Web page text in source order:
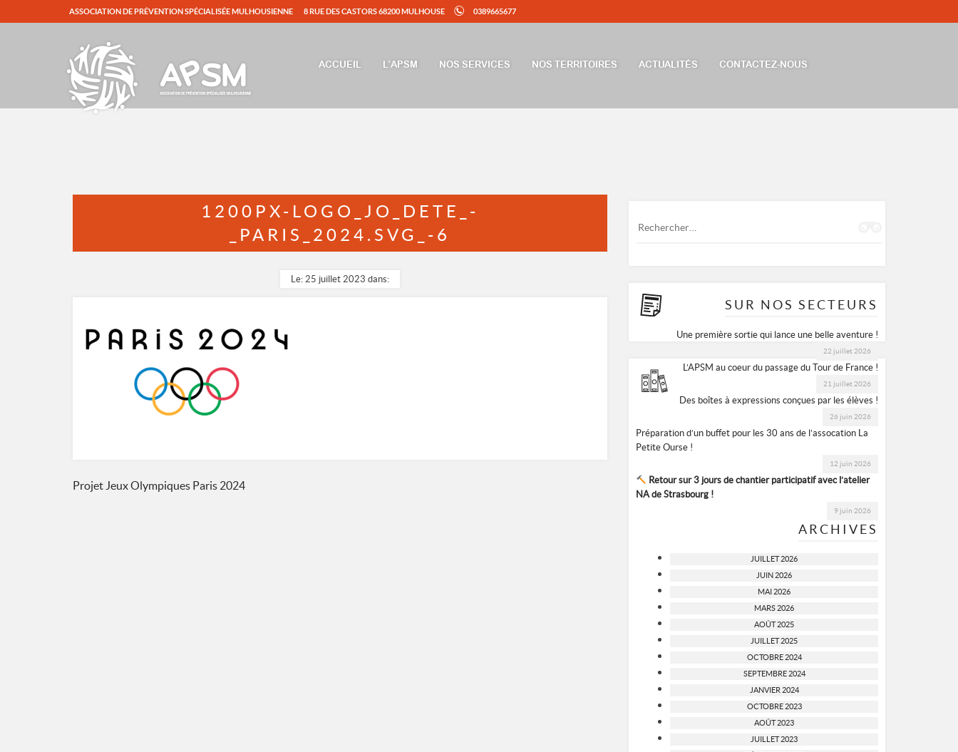
ASSOCIATION DE PRÉVENTION SPÉCIALISÉE MULHOUSIENNE 8 RUE DES CASTORS 68200 MULHOUSE 0389665677
ACCUEIL L’APSM NOS SERVICES NOS TERRITOIRES ACTUALITÉS CONTACTEZ-NOUS
1200PX-LOGO_JO_DETE_-
_PARIS_2024.SVG_-6
Le: 25 juillet 2023 dans:
Navigation
Projet Jeux Olympiques Paris 2024
SUR NOS SECTEURS
Une première sortie qui lance une belle aventure !
22 juillet 2026
L’APSM au coeur du passage du Tour de France !
21 juillet 2026
Des boîtes à expressions conçues par les élèves !
26 juin 2026
Préparation d’un buffet pour les 30 ans de l’assocation La
Petite Ourse !
12 juin 2026
Retour sur 3 jours de chantier participatif avec l’atelier
NA de Strasbourg !
9 juin 2026
ARCHIVES
JUILLET 2026
JUIN 2026
MAI 2026
MARS 2026
AOÛT 2025
JUILLET 2025
OCTOBRE 2024
SEPTEMBRE 2024
JANVIER 2024
OCTOBRE 2023
AOÛT 2023
JUILLET 2023